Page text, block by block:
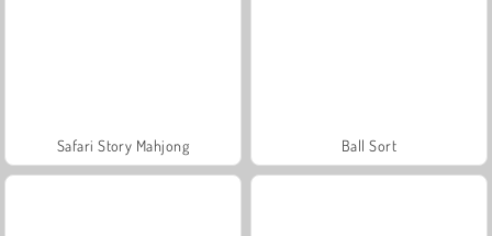
Safari Story Mahjong Ball Sort